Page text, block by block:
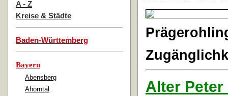
A - Z
Kreise & Städte
Baden-Württemberg
Bayern
Abensberg
Ahorntal
Alter Peter